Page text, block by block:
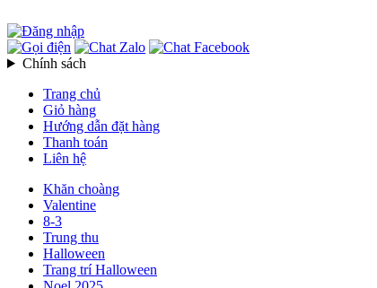
Chính sách
Trang chủ
Giỏ hàng
Hướng dẫn đặt hàng
Thanh toán
Liên hệ
Khăn choàng
Valentine
8-3
Trung thu
Halloween
Trang trí Halloween